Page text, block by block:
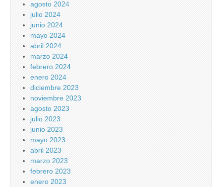
agosto 2024
julio 2024
junio 2024
mayo 2024
abril 2024
marzo 2024
febrero 2024
enero 2024
diciembre 2023
noviembre 2023
agosto 2023
julio 2023
junio 2023
mayo 2023
abril 2023
marzo 2023
febrero 2023
enero 2023